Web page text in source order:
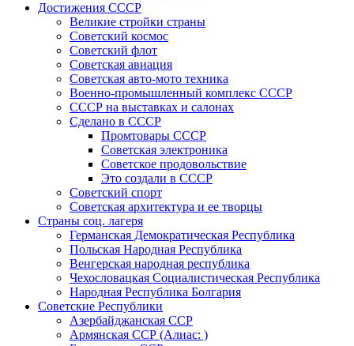
Достижения СССР
Великие стройки страны
Советский космос
Советский флот
Советская авиация
Советская авто-мото техника
Военно-промышленный комплекс СССР
СССР на выставках и салонах
Сделано в СССР
Промтовары СССР
Советская электроника
Советское продовольствие
Это создали в СССР
Советский спорт
Советская архитектура и ее творцы
Страны соц. лагеря
Германская Демократическая Республика
Польская Народная Республика
Венгерская народная республика
Чехословацкая Социалистическая Республика
Народная Республика Болгария
Советские Республики
Азербайджанская ССР
Армянская ССР (Алиас: )